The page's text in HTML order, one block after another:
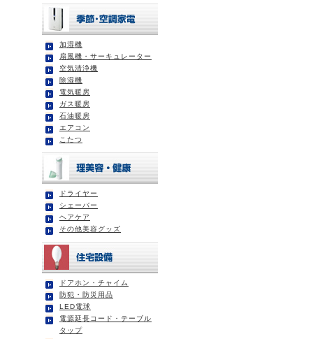
加湿機
扇風機・サーキュレーター
空気清浄機
除湿機
電気暖房
ガス暖房
石油暖房
エアコン
こたつ
ドライヤー
シェーバー
ヘアケア
その他美容グッズ
ドアホン・チャイム
防犯・防災用品
LED電球
電源延長コード・テーブル
タップ